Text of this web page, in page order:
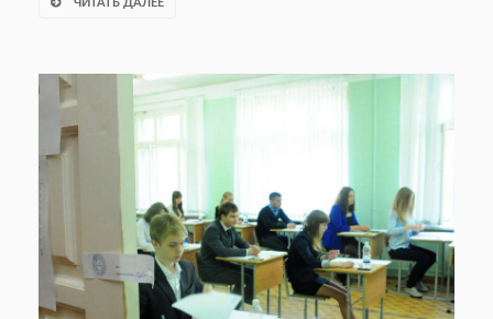
ЧИТАТЬ ДАЛЕЕ